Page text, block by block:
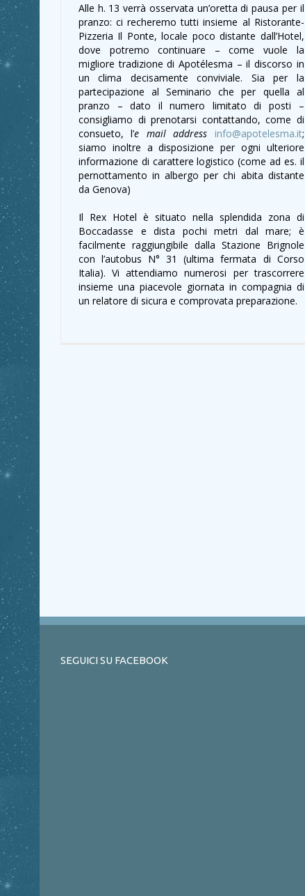
Alle h. 13 verrà osservata un’oretta di pausa per il
pranzo: ci recheremo tutti insieme al Ristorante-
Pizzeria Il Ponte, locale poco distante dall’Hotel,
dove potremo continuare – come vuole la
migliore tradizione di Apotélesma – il discorso in
un clima decisamente conviviale. Sia per la
partecipazione al Seminario che per quella al
pranzo – dato il numero limitato di posti –
consigliamo di prenotarsi contattando, come di
consueto, l’e mail address info@apotelesma.it;
siamo inoltre a disposizione per ogni ulteriore
informazione di carattere logistico (come ad es. il
pernottamento in albergo per chi abita distante
da Genova)
Il Rex Hotel è situato nella splendida zona di
Boccadasse e dista pochi metri dal mare; è
facilmente raggiungibile dalla Stazione Brignole
con l’autobus N° 31 (ultima fermata di Corso
Italia). Vi attendiamo numerosi per trascorrere
insieme una piacevole giornata in compagnia di
un relatore di sicura e comprovata preparazione.
SEGUICI SU FACEBOOK